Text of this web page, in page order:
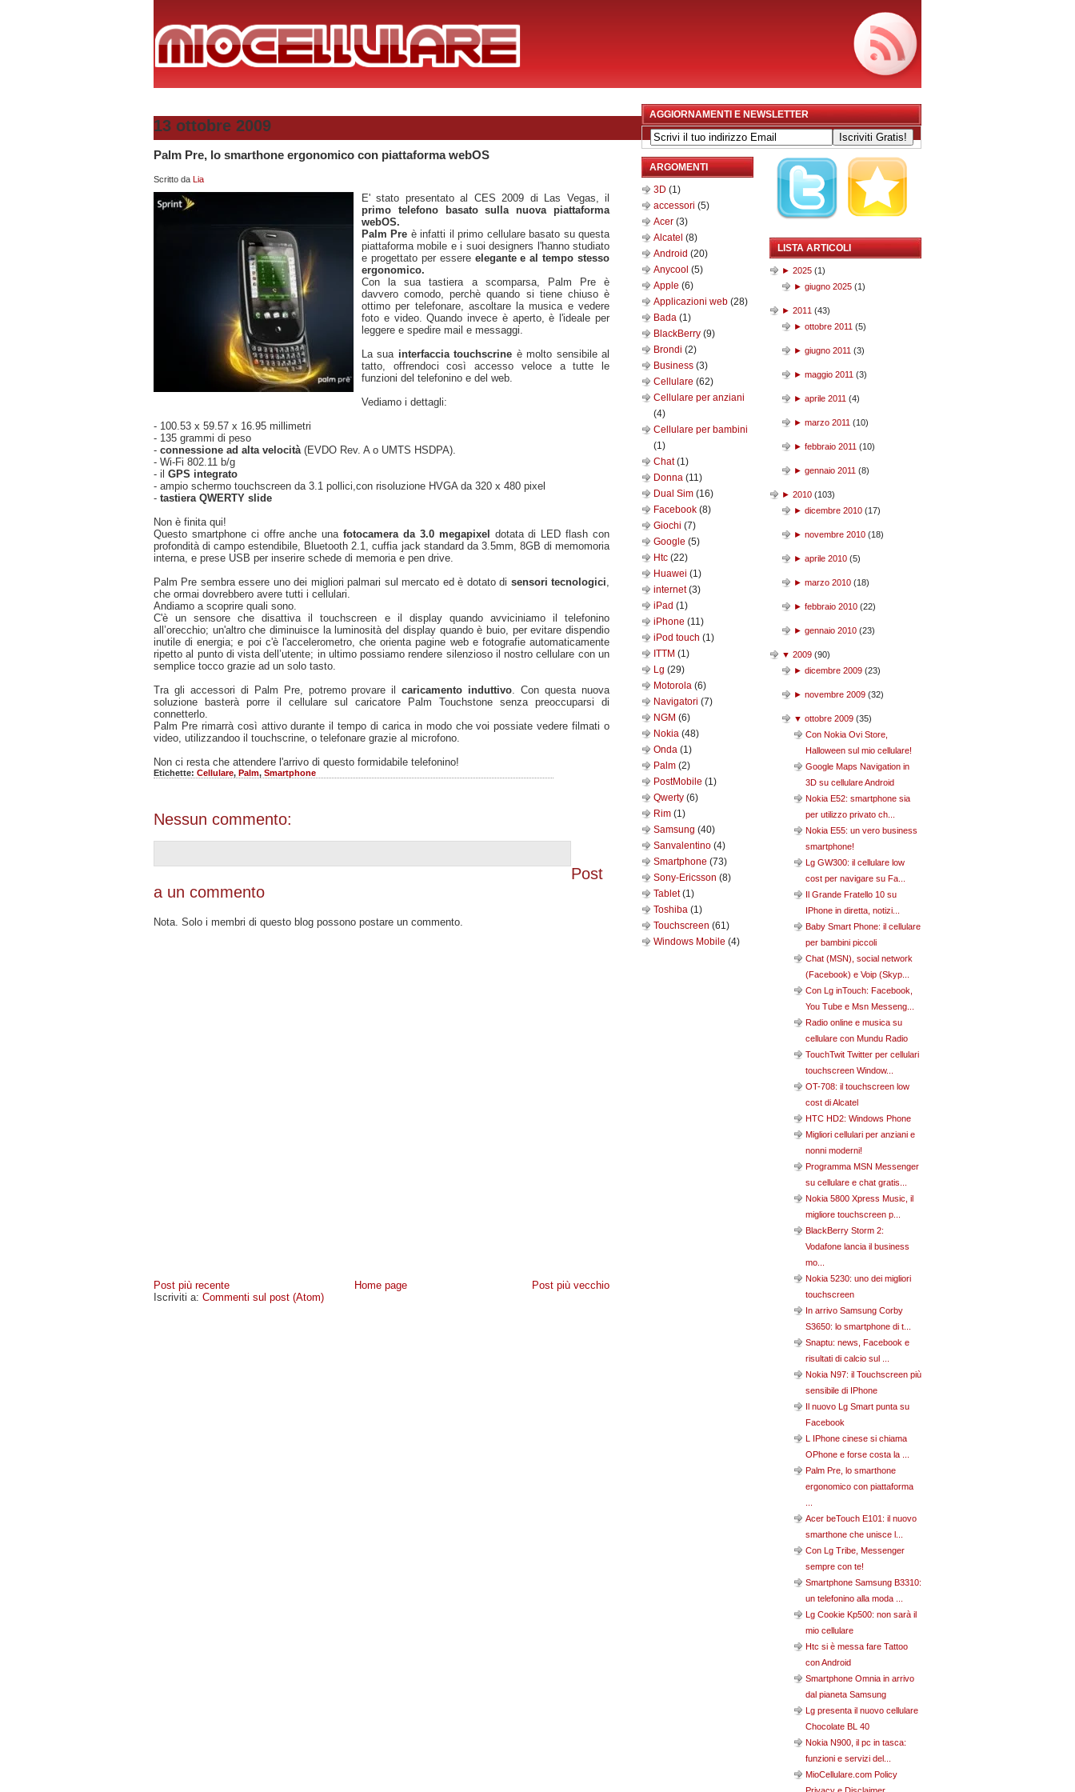
13 ottobre 2009
Palm Pre, lo smarthone ergonomico con piattaforma webOS
Scritto da Lia
E' stato presentato al CES 2009 di Las Vegas, il
primo telefono basato sulla nuova piattaforma
webOS.
Palm Pre è infatti il primo cellulare basato su questa
piattaforma mobile e i suoi designers l'hanno studiato
e progettato per essere elegante e al tempo stesso
ergonomico.
Con la sua tastiera a scomparsa, Palm Pre è
davvero comodo, perchè quando si tiene chiuso è
ottimo per telefonare, ascoltare la musica e vedere
foto e video. Quando invece è aperto, è l'ideale per
leggere e spedire mail e messaggi.
La sua interfaccia touchscrine è molto sensibile al
tatto, offrendoci così accesso veloce a tutte le
funzioni del telefonino e del web.
Vediamo i dettagli:
- 100.53 x 59.57 x 16.95 millimetri
- 135 grammi di peso
- connessione ad alta velocità (EVDO Rev. A o UMTS HSDPA).
- Wi-Fi 802.11 b/g
- il GPS integrato
- ampio schermo touchscreen da 3.1 pollici,con risoluzione HVGA da 320 x 480 pixel
- tastiera QWERTY slide
Non è finita qui!
Questo smartphone ci offre anche unafotocamera da 3.0 megapixel dotata di LED flash con
profondità di campo estendibile, Bluetooth 2.1, cuffia jack standard da 3.5mm, 8GB di memomoria
interna, e prese USB per inserire schede di memoria e pen drive.
Palm Pre sembra essere uno dei migliori palmari sul mercato ed è dotato di sensori tecnologici
che ormai dovrebbero avere tutti i cellulari.
Andiamo a scoprire quali sono.
C'è un sensore che disattiva il touchscreen e il display quando avviciniamo il telefonino
all’orecchio; un'altro che diminuisce la luminosità del display quando è buio, per evitare dispendio
inutile di energia; e poi c'è l'accelerometro, che orienta pagine web e fotografie automaticamente
ripetto al punto di vista dell’utente; in ultimo possiamo rendere silenzioso il nostro cellulare con un
semplice tocco grazie ad un solo tasto.
Tra gli accessori di Palm Pre, potremo provare ilcaricamento induttivo . Con questa nuova
soluzione basterà porre il cellulare sul caricatore Palm Touchstone senza preoccuparsi di
connetterlo.
Palm Pre rimarrà così attivo durante il tempo di carica in modo che voi possiate vedere filmati o
video, utilizzandoo il touchscrine, o telefonare grazie al microfono.
Non ci resta che attendere l'arrivo di questo formidabile telefonino!
Etichette: Cellulare, Palm, Smartphone
Nessun commento:
Post
a un commento
Nota. Solo i membri di questo blog possono postare un commento.
Post più recente Post più vecchio
Home page
Iscriviti a: Commenti sul post (Atom)
AGGIORNAMENTI E NEWSLETTER
ARGOMENTI
3D (1)
accessori (5)
Acer (3)
Alcatel (8)
Android (20)
Anycool (5)
Apple (6)
Applicazioni web (28)
Bada (1)
BlackBerry (9)
Brondi (2)
Business (3)
Cellulare (62)
Cellulare per anziani
(4)
Cellulare per bambini
(1)
Chat(1)
Donna (11)
Dual Sim (16)
Facebook (8)
Giochi (7)
Google (5)
Htc (22)
Huawei (1)
internet(3)
iPad (1)
iPhone (11)
iPod touch (1)
ITTM (1)
Lg (29)
Motorola (6)
Navigatori (7)
NGM (6)
Nokia (48)
Onda (1)
Palm (2)
PostMobile (1)
Qwerty (6)
Rim (1)
Samsung (40)
Sanvalentino (4)
Smartphone (73)
Sony-Ericsson (8)
Tablet(1)
Toshiba (1)
Touchscreen (61)
Windows Mobile (4)
LISTA ARTICOLI
► 2025 (1)
► giugno 2025 (1)
► 2011 (43)
► ottobre 2011 (5)
► giugno 2011 (3)
► maggio 2011 (3)
► aprile 2011 (4)
► marzo 2011 (10)
► febbraio 2011 (10)
► gennaio 2011 (8)
► 2010 (103)
► dicembre 2010 (17)
► novembre 2010 (18)
► aprile 2010 (5)
► marzo 2010 (18)
► febbraio 2010 (22)
► gennaio 2010 (23)
▼ 2009 (90)
► dicembre 2009 (23)
► novembre 2009 (32)
▼ ottobre 2009 (35)
Con Nokia Ovi Store,
Halloween sul mio cellulare!
Google Maps Navigation in
3D su cellulare Android
Nokia E52: smartphone sia
per utilizzo privato ch...
Nokia E55: un vero business
smartphone!
Lg GW300: il cellulare low
cost per navigare su Fa...
Il Grande Fratello 10 su
IPhone in diretta, notizi...
Baby Smart Phone: il cellulare
per bambini piccoli
Chat (MSN), social network
(Facebook) e Voip (Skyp...
Con Lg inTouch: Facebook,
You Tube e Msn Messeng...
Radio online e musica su
cellulare con Mundu Radio
TouchTwit Twitter per cellulari
touchscreen Window...
OT-708: il touchscreen low
cost di Alcatel
HTC HD2: Windows Phone
Migliori cellulari per anziani e
nonni moderni!
Programma MSN Messenger
su cellulare e chat gratis...
Nokia 5800 Xpress Music, il
migliore touchscreen p...
BlackBerry Storm 2:
Vodafone lancia il business
mo...
Nokia 5230: uno dei migliori
touchscreen
In arrivo Samsung Corby
S3650: lo smartphone di t...
Snaptu: news, Facebook e
risultati di calcio sul ...
Nokia N97: il Touchscreen più
sensibile di IPhone
Il nuovo Lg Smart punta su
Facebook
L IPhone cinese si chiama
OPhone e forse costa la ...
Palm Pre, lo smarthone
ergonomico con piattaforma
Acer beTouch E101: il nuovo
smarthone che unisce l...
Con Lg Tribe, Messenger
sempre con te!
Smartphone Samsung B3310:
un telefonino alla moda ...
Lg Cookie Kp500: non sarà il
mio cellulare
Htc si è messa fare Tattoo
con Android
Smartphone Omnia in arrivo
dal pianeta Samsung
Lg presenta il nuovo cellulare
Chocolate BL 40
Nokia N900, il pc in tasca:
funzioni e servizi del...
MioCellulare.com Policy